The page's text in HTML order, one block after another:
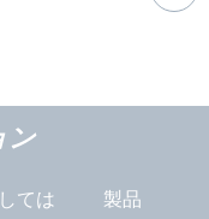
ン
ては 製品